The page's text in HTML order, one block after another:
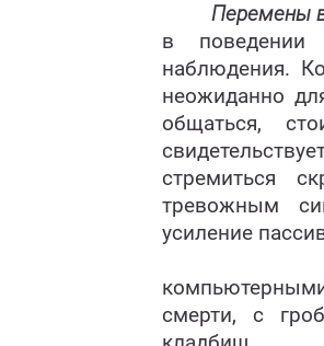
Перемены
в поведении
наблюдения.
неожиданно
общаться,
стремиться
тревожным
усиление
смерти, с